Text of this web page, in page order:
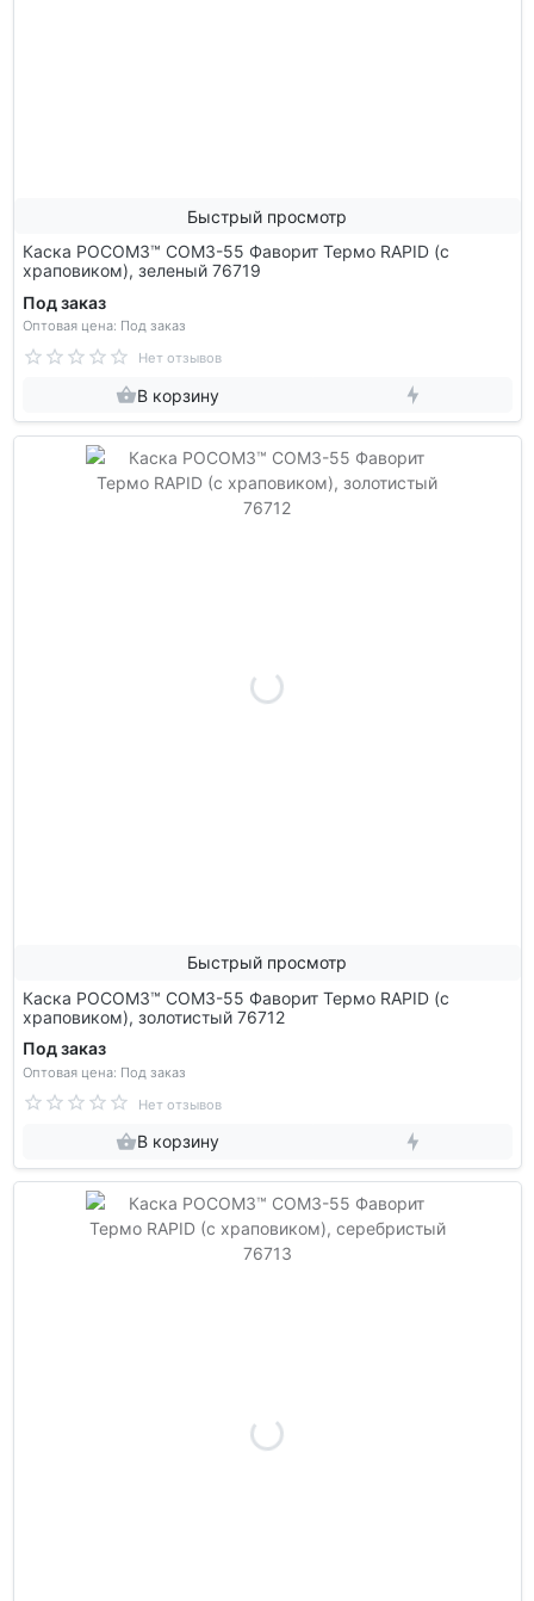
Быстрый просмотр
Каска РОСОМЗ™ СОМЗ-55 Фаворит Термо RAPID (с
храповиком), зеленый 76719
Под заказ
Оптовая цена: Под заказ
Нет отзывов
В корзину
Быстрый просмотр
Каска РОСОМЗ™ СОМЗ-55 Фаворит Термо RAPID (с
храповиком), золотистый 76712
Под заказ
Оптовая цена: Под заказ
Нет отзывов
В корзину